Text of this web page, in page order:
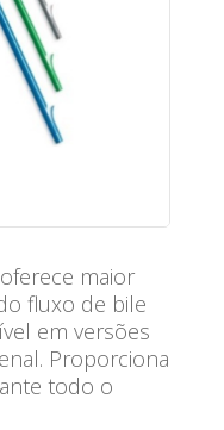
maior
fluxo de bile
em versões
Proporciona
todo o